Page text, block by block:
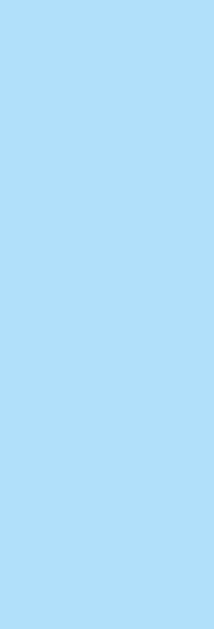
— Landspecifieke
op
moeten beter